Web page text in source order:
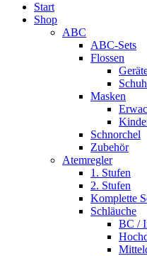
Start
Shop
ABC
ABC-Sets
Flossen
Masken
Schnorchel
Zubehör
Atemregler
1. Stufen
2. Stufen
Komplette
Schläuche
BC /